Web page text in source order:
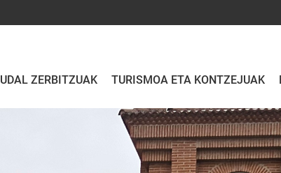
UDAL ZERBITZUAK TURISMOA ETA KONTZEJUAK